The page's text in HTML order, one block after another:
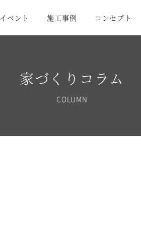
イベント 施工事例 コンセプト
家づくりコラム
COLUMN